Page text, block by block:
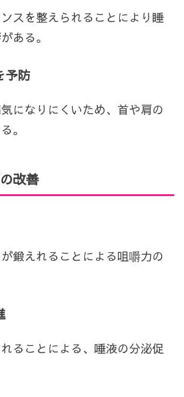
スを整えられることにより睡
ある。
予防
になりにくいため、首や肩の
。
改善
鍛えれることによる咀嚼力の
ることによる、唾液の分泌促